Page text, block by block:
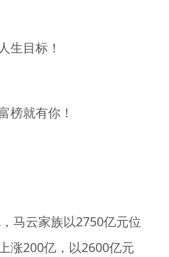
生目标！
榜就有你！
马云家族以2750亿元位
涨200亿，以2600亿元